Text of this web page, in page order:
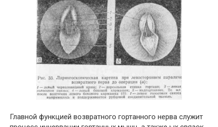
Главной функцией возвратного гортанного нерва служит